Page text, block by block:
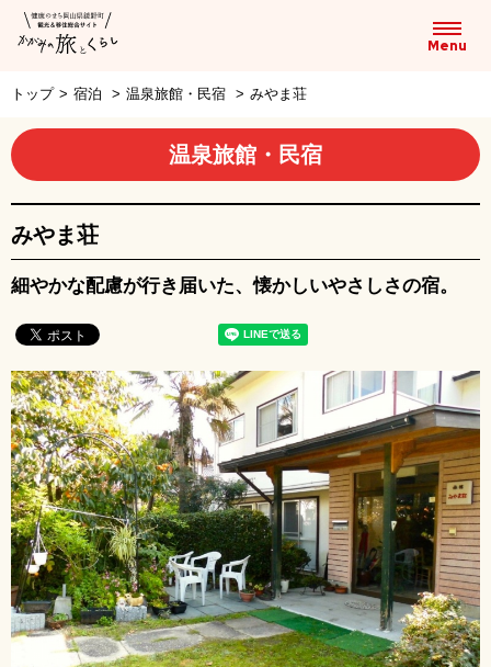
トップ > 宿泊 > 温泉旅館・民宿 > みやま荘
温泉旅館・民宿
みやま荘
細やかな配慮が行き届いた、懐かしいやさしさの宿。